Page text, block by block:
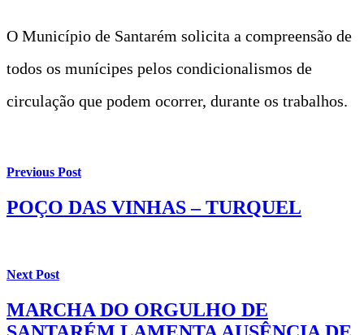
O Município de Santarém solicita a compreensão de
todos os munícipes pelos condicionalismos de
circulação que podem ocorrer, durante os trabalhos.
Previous Post
POÇO DAS VINHAS – TURQUEL
Next Post
MARCHA DO ORGULHO DE